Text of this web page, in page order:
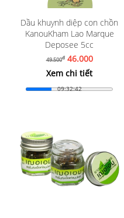
Dầu khuynh diệp con chồn
KanouKham Lao Marque
Deposee 5cc
49.500đ46.000
Xem chi tiết
09:32:41